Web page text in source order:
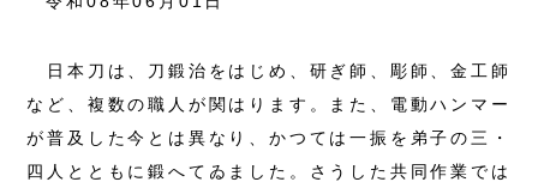
日本刀は、刀鍛治をはじめ、研ぎ師、彫師、金工師
など、複数の職人が関はります。また、電動ハンマー
が普及した今とは異なり、かつては一振を弟子の三・
四人とともに鍛へてゐました。さうした共同作業では